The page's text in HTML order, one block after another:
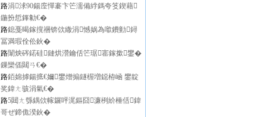
路涓浗90鍚庢憚褰卞笀濡備綍鎷夸笅鍥藉
鍦扮悊鎽勨€�
路鎴戞暍鎵撹祵锛佽繖涓憾娲為噷鐨勭鐞
冨満瑕佺伀鈥�
路闈炴硶鍩硅鏈烘瀯鑰佸笀琚寚鎵撳鐢�
鏁欒偛閮ㄢ€�
路銆婂摢鍚掋€嬭鐢熷搧鐩楃増鐚栫崡 鐢靛
奖鍏ㄤ骇涓氣€�
路5閮ㄤ綔鍝佽幏鑼呯浘鏂囧濂栵紒棰佸鍏
哥ぜ鍗佹湀鈥�